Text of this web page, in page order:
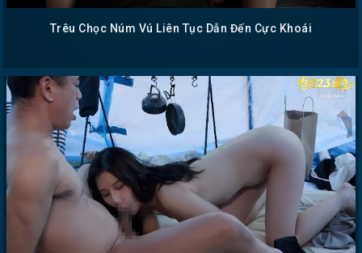
Trêu Chọc Núm Vú Liên Tục Dẫn Đến Cực Khoái